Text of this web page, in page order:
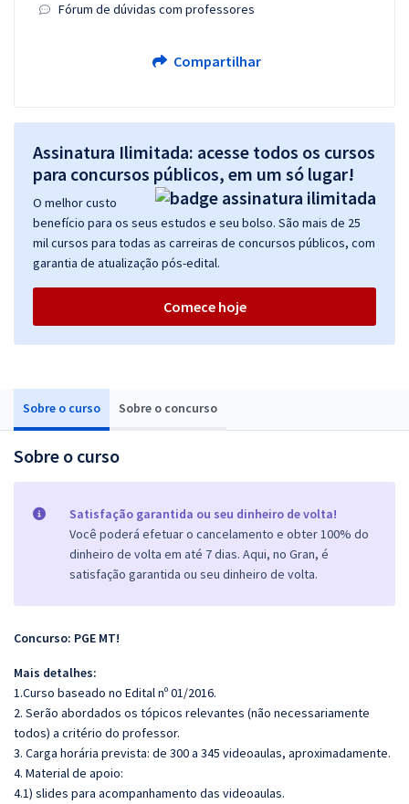
Sobre o curso Sobre o concurso
Sobre o curso
Satisfação garantida ou seu dinheiro de volta!
Você poderá efetuar o cancelamento e obter 100% do
dinheiro de volta em até 7 dias. Aqui, no Gran, é
satisfação garantida ou seu dinheiro de volta.
Concurso: PGE MT!
Mais detalhes:
1.Curso baseado no Edital nº 01/2016.
2. Serão abordados os tópicos relevantes (não necessariamente
todos) a critério do professor.
3. Carga horária prevista: de 300 a 345 videoaulas, aproximadamente.
4. Material de apoio:
4.1) slides para acompanhamento das videoaulas.
Fórum de dúvidas com professores
Compartilhar
Assinatura Ilimitada: acesse todos os cursos
para concursos públicos, em um só lugar!
O melhor custo
benefício para os seus estudos e seu bolso. São mais de 25
mil cursos para todas as carreiras de concursos públicos, com
garantia de atualização pós-edital.
Comece hoje